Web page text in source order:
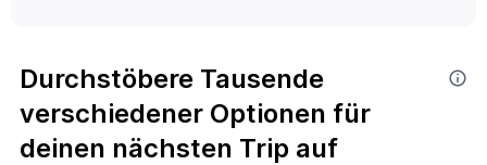
Durchstöbere Tausende
verschiedener Optionen für
deinen nächsten Trip auf